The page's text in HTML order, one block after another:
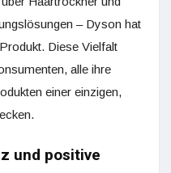
– Dyson hat
Diese Vielfalt
alle ihre
einer einzigen,
und positive